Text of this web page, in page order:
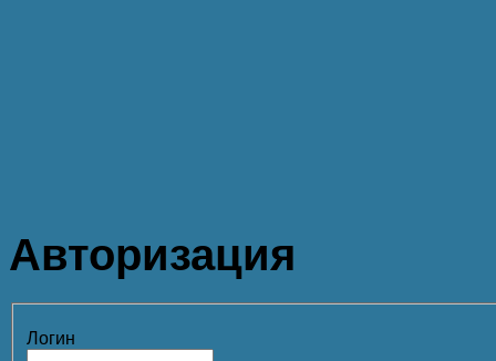
Авторизация
Логин